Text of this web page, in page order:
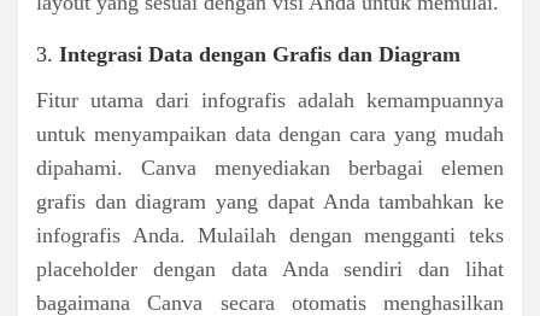
3. Integrasi Data dengan Grafis dan Diagram
Fitur utama dari infografis adalah kemampuannya
untuk menyampaikan data dengan cara yang mudah
dipahami. Canva menyediakan berbagai elemen
grafis dan diagram yang dapat Anda tambahkan ke
infografis Anda. Mulailah dengan mengganti teks
placeholder dengan data Anda sendiri dan lihat
bagaimana Canva secara otomatis menghasilkan